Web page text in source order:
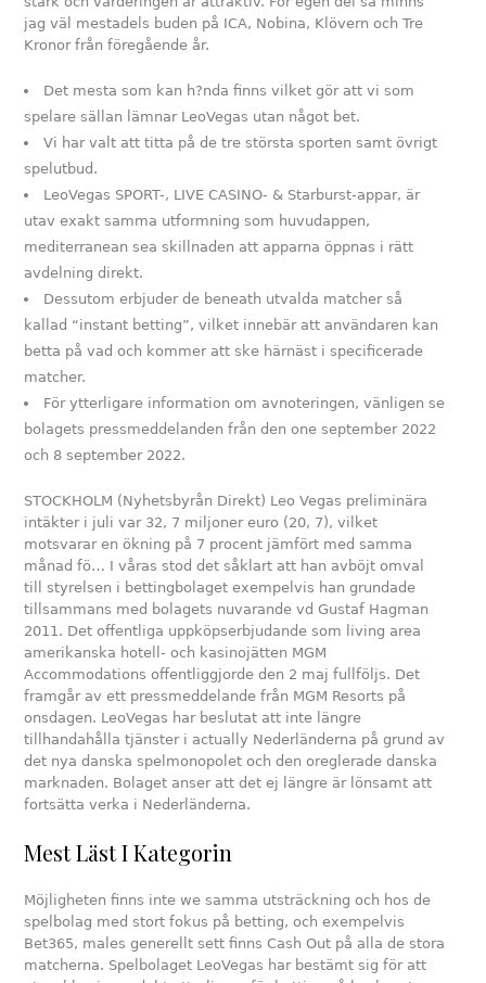
jag väl mestadels buden på ICA, Nobina, Klövern och Tre
Kronor från föregående år.
Det mesta som kan h?nda finns vilket gör att vi som
spelare sällan lämnar LeoVegas utan något bet.
Vi har valt att titta på de tre största sporten samt övrigt
spelutbud.
LeoVegas SPORT-, LIVE CASINO- & Starburst-appar, är
utav exakt samma utformning som huvudappen,
mediterranean sea skillnaden att apparna öppnas i rätt
avdelning direkt.
Dessutom erbjuder de beneath utvalda matcher så
kallad “instant betting”, vilket innebär att användaren kan
betta på vad och kommer att ske härnäst i specificerade
matcher.
För ytterligare information om avnoteringen, vänligen se
bolagets pressmeddelanden från den one september 2022
och 8 september 2022.
STOCKHOLM (Nyhetsbyrån Direkt) Leo Vegas preliminära
intäkter i juli var 32, 7 miljoner euro (20, 7), vilket
motsvarar en ökning på 7 procent jämfört med samma
månad fö… I våras stod det såklart att han avböjt omval
till styrelsen i bettingbolaget exempelvis han grundade
tillsammans med bolagets nuvarande vd Gustaf Hagman
2011. Det offentliga uppköpserbjudande som living area
amerikanska hotell- och kasinojätten MGM
Accommodations offentliggjorde den 2 maj fullföljs. Det
framgår av ett pressmeddelande från MGM Resorts på
onsdagen. LeoVegas har beslutat att inte längre
tillhandahålla tjänster i actually Nederländerna på grund av
det nya danska spelmonopolet och den oreglerade danska
marknaden. Bolaget anser att det ej längre är lönsamt att
fortsätta verka i Nederländerna.
Mest Läst I Kategorin
Möjligheten finns inte we samma utsträckning och hos de
spelbolag med stort fokus på betting, och exempelvis
Bet365, males generellt sett finns Cash Out på alla de stora
matcherna. Spelbolaget LeoVegas har bestämt sig för att